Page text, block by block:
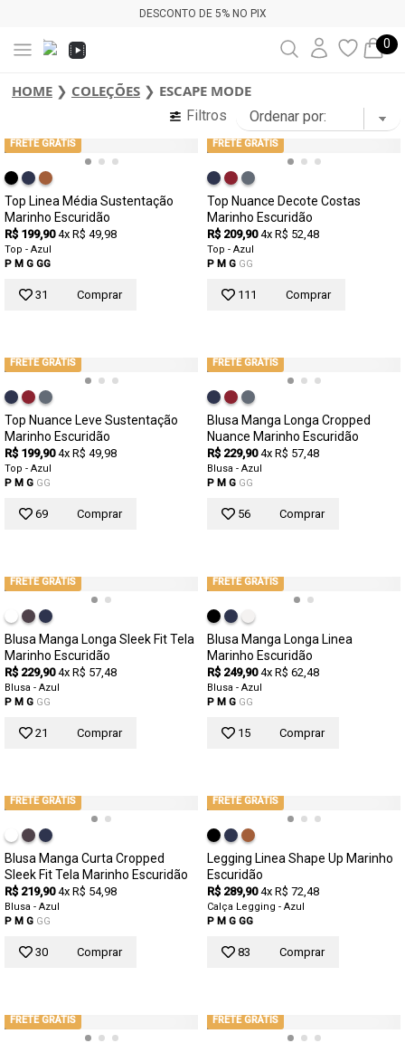
DESCONTO DE 5% NO PIX
0
HOME ❯ COLEÇÕES ❯ ESCAPE MODE
Filtros
FRETE GRÁTIS
Top Linea Média Sustentação
Marinho Escuridão
R$ 199,90 4x R$ 49,98
Top - Azul
P M G GG
31 Comprar
FRETE GRÁTIS
Top Nuance Decote Costas
Marinho Escuridão
R$ 209,90 4x R$ 52,48
Top - Azul
P M G GG
111 Comprar
FRETE GRÁTIS
Top Nuance Leve Sustentação
Marinho Escuridão
R$ 199,90 4x R$ 49,98
Top - Azul
P M G GG
69 Comprar
FRETE GRÁTIS
Blusa Manga Longa Cropped
Nuance Marinho Escuridão
R$ 229,90 4x R$ 57,48
Blusa - Azul
P M G GG
56 Comprar
FRETE GRÁTIS
Blusa Manga Longa Sleek Fit Tela
Marinho Escuridão
R$ 229,90 4x R$ 57,48
Blusa - Azul
P M G GG
21 Comprar
FRETE GRÁTIS
Blusa Manga Longa Linea
Marinho Escuridão
R$ 249,90 4x R$ 62,48
Blusa - Azul
P M G GG
15 Comprar
FRETE GRÁTIS
Blusa Manga Curta Cropped
Sleek Fit Tela Marinho Escuridão
R$ 219,90 4x R$ 54,98
Blusa - Azul
P M G GG
30 Comprar
FRETE GRÁTIS
Legging Linea Shape Up Marinho
Escuridão
R$ 289,90 4x R$ 72,48
Calça Legging - Azul
P M G GG
83 Comprar
FRETE GRÁTIS FRETE GRÁTIS